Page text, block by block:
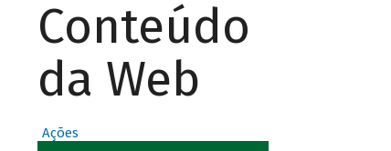
Conteúdo
da Web
Ações